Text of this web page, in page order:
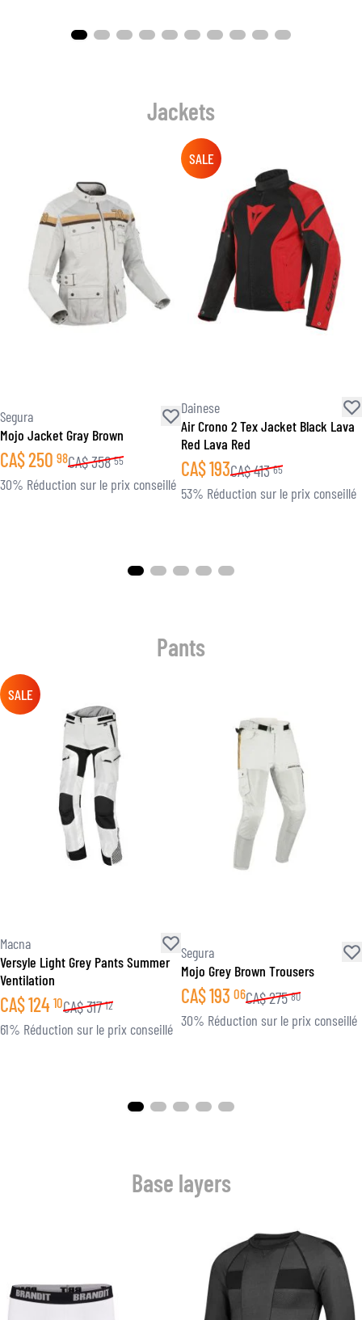
Jackets
Segura
Mojo Jacket Gray Brown
CA$250 98CA$358 55
30% Réduction sur le prix conseillé
SALE
Dainese
Air Crono 2 Tex Jacket Black Lava
Red Lava Red
CA$193CA$413 65
53% Réduction sur le prix conseillé
Pants
SALE
Macna
Versyle Light Grey Pants Summer
Ventilation
CA$124 10CA$317 12
61% Réduction sur le prix conseillé
Segura
Mojo Grey Brown Trousers
CA$193 06CA$275 80
30% Réduction sur le prix conseillé
Base layers